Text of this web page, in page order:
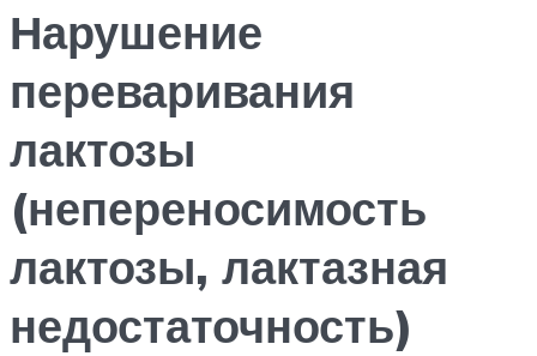
Нарушение
переваривания
лактозы
(непереносимость
лактозы, лактазная
недостаточность)